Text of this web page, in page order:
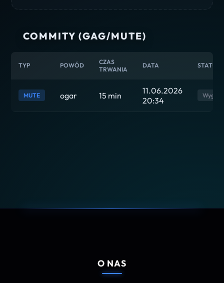
COMMITY (GAG/MUTE)
TYP POWÓD
CZAS
TRWANIA
DATA STATUS
MUTE ogar 15 min
11.06.2026
20:34
Wygasł
O NAS